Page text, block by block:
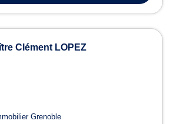
Clément LOPEZ
Grenoble